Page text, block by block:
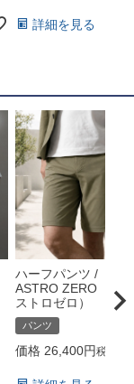
詳細を見る
ハーフパンツ /
ASTRO ZERO （ア
ストロゼロ）
パンツ
価格 26,400 税込